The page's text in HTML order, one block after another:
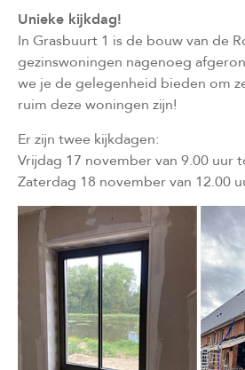
Unieke kijkdag!
In Grasbuurt 1 is de bouw van de
gezinswoningen nagenoeg
we je de gelegenheid bieden om
ruim deze woningen zijn!
Er zijn twee kijkdagen:
Vrijdag 17 november van 9.00 uur
Zaterdag 18 november van 12.00